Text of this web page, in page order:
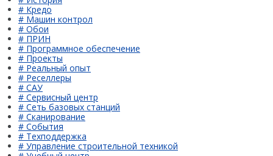
# Кредо
# Машин контрол
# Обои
# ПРИН
# Программное обеспечение
# Проекты
# Реальный опыт
# Реселлеры
# САУ
# Сервисный центр
# Сеть базовых станций
# Сканирование
# События
# Техподдержка
# Управление строительной техникой